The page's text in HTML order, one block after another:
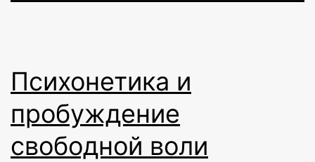
Психонетика и
пробуждение
свободной воли